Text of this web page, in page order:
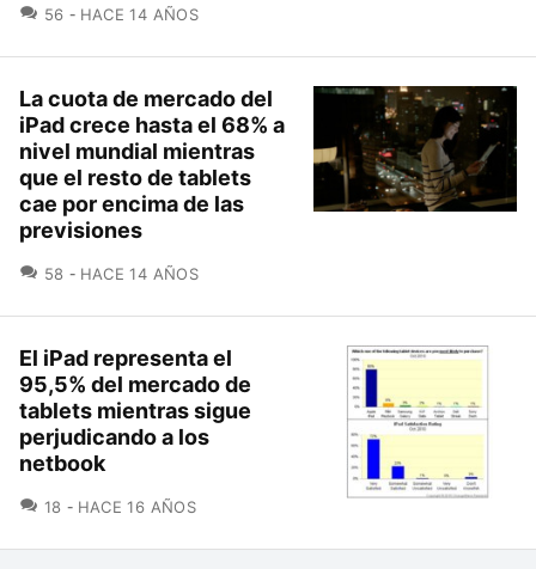
56 COMENTARIOS
HACE 14 AÑOS
La cuota de mercado del
iPad crece hasta el 68% a
nivel mundial mientras
que el resto de tablets
cae por encima de las
previsiones
58 COMENTARIOS
HACE 14 AÑOS
El iPad representa el
95,5% del mercado de
tablets mientras sigue
perjudicando a los
netbook
18 COMENTARIOS
HACE 16 AÑOS